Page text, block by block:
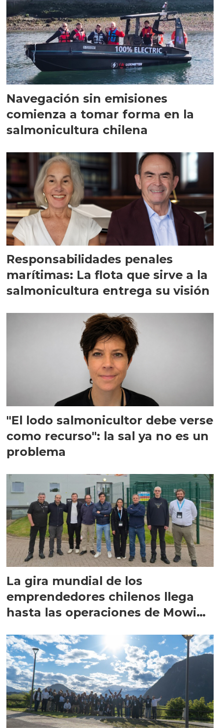
Navegación sin emisiones
comienza a tomar forma en la
salmonicultura chilena
Responsabilidades penales
marítimas: La flota que sirve a la
salmonicultura entrega su visión
"El lodo salmonicultor debe verse
como recurso": la sal ya no es un
problema
La gira mundial de los
emprendedores chilenos llega
hasta las operaciones de Mowi